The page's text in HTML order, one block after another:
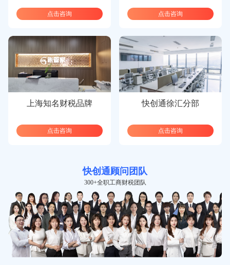
点击咨询 点击咨询
上海知名财税品牌
点击咨询
快创通徐汇分部
点击咨询
快创通顾问团队
300+全职工商财税团队